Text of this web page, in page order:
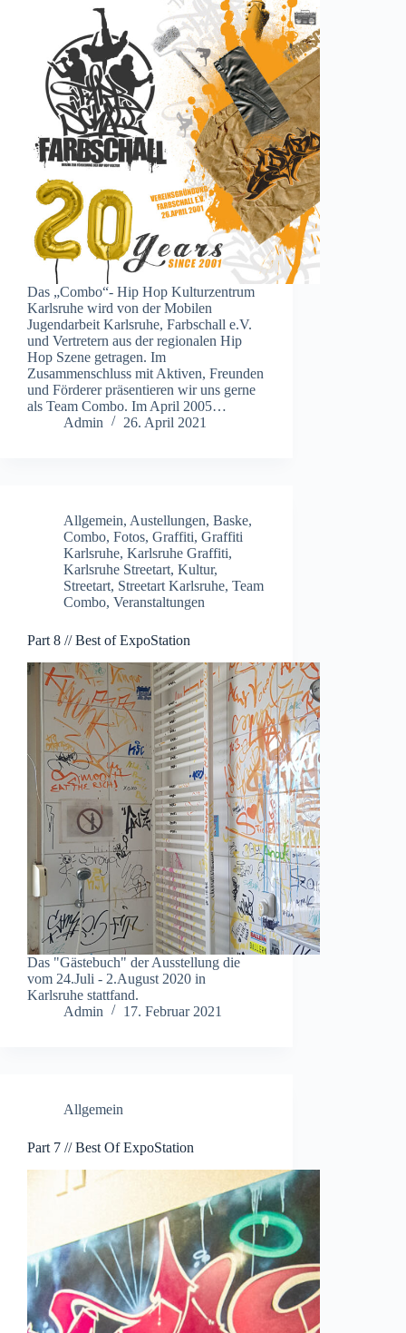
Das „Combo“- Hip Hop Kulturzentrum
Karlsruhe wird von der Mobilen
Jugendarbeit Karlsruhe, Farbschall e.V.
und Vertretern aus der regionalen Hip
Hop Szene getragen. Im
Zusammenschluss mit Aktiven, Freunden
und Förderer präsentieren wir uns gerne
als Team Combo. Im April 2005…
Admin
26. April 2021
Allgemein, Austellungen, Baske,
Combo, Fotos, Graffiti, Graffiti
Karlsruhe, Karlsruhe Graffiti,
Karlsruhe Streetart, Kultur,
Streetart, Streetart Karlsruhe, Team
Combo, Veranstaltungen
Part 8 // Best of ExpoStation
Das "Gästebuch" der Ausstellung die
vom 24.Juli - 2.August 2020 in
Karlsruhe stattfand.
Admin
17. Februar 2021
Allgemein
Part 7 // Best Of ExpoStation